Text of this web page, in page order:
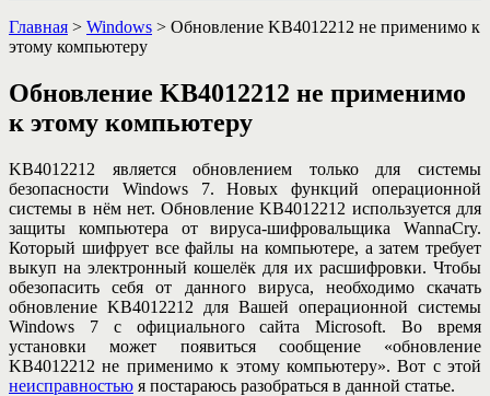
Главная > Windows > Обновление KB4012212 не применимо к
этому компьютеру
Обновление KB4012212 не применимо
к этому компьютеру
KB4012212 является обновлением только для системы
безопасности Windows 7. Новых функций операционной
системы в нём нет. Обновление KB4012212 используется для
защиты компьютера от вируса-шифровальщика WannaCry.
Который шифрует все файлы на компьютере, а затем требует
выкуп на электронный кошелёк для их расшифровки. Чтобы
обезопасить себя от данного вируса, необходимо скачать
обновление KB4012212 для Вашей операционной системы
Windows 7 с официального сайта Microsoft. Во время
установки может появиться сообщение «обновление
KB4012212 не применимо к этому компьютеру». Вот с этой
неисправностью я постараюсь разобраться в данной статье.